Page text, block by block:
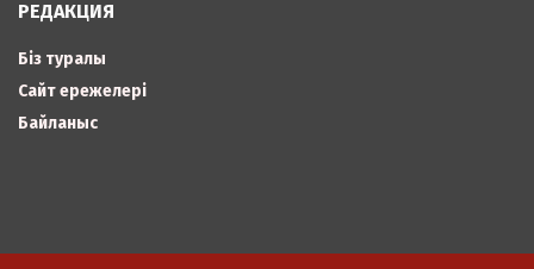
РЕДАКЦИЯ
Біз туралы
Сайт ережелері
Байланыс